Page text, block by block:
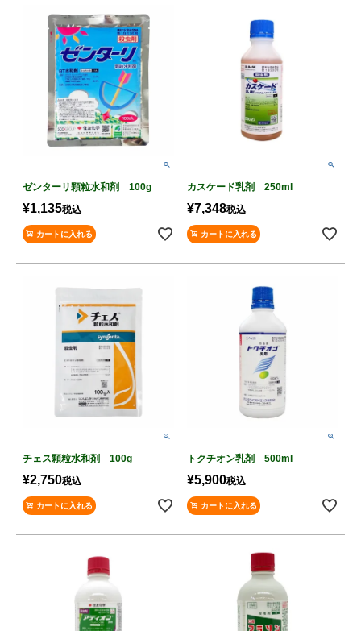
ゼンターリ顆粒水和剤 100g
¥1,135税込
カートに入れる
カスケード乳剤 250ml
¥7,348税込
カートに入れる
チェス顆粒水和剤 100g
¥2,750税込
カートに入れる
トクチオン乳剤 500ml
¥5,900税込
カートに入れる